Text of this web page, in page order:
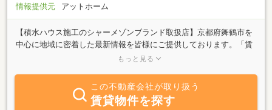
情報提供元 アットホーム
【積水ハウス施工のシャーメゾンブランド取扱店】京都府舞鶴市を
中心に地域に密着した最新情報を皆様にご提供しております。「賃
貸」「売買」「管理」はもちろん不動産に関する様々なご相談、ご
マイホーム購入まで、お客様と長くお付き合いできる不動産会社を
目指しております。お部屋を初めて探される方、なかなか良い部屋
が見つからない方、当社にご相談ください。よりご希望に添えるよ
もっと見る
この不動産会社が取り扱う
賃貸物件を探す